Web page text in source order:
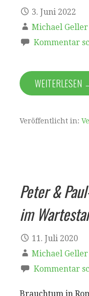
3. Juni 2022
Michael Geller
Kommentar
WEITERLESEN
Veröffentlicht in:
Peter &
im
11. Juli 2020
Michael Geller
Kommentar
Brauchtum in